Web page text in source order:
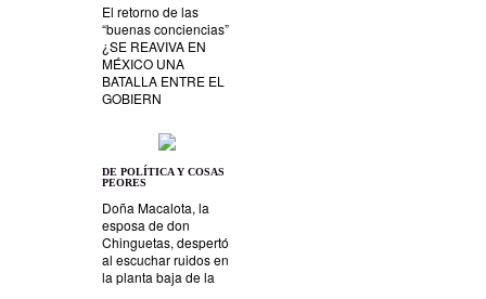
El retorno de las
“buenas conciencias”
¿SE REAVIVA EN
MÉXICO UNA
BATALLA ENTRE EL
GOBIERN
DE POLÍTICA Y COSAS
PEORES
Doña Macalota, la
esposa de don
Chinguetas, despertó
al escuchar ruidos en
la planta baja de la